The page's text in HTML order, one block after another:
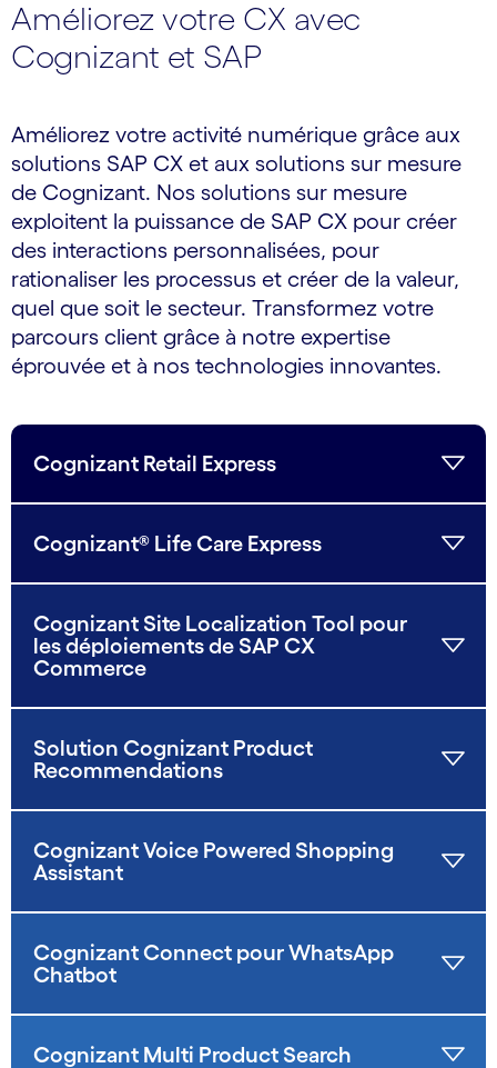
Améliorez votre CX avec
Cognizant et SAP
Améliorez votre activité numérique grâce aux
solutions SAP CX et aux solutions sur mesure
de Cognizant. Nos solutions sur mesure
exploitent la puissance de SAP CX pour créer
des interactions personnalisées, pour
rationaliser les processus et créer de la valeur,
quel que soit le secteur. Transformez votre
parcours client grâce à notre expertise
éprouvée et à nos technologies innovantes.
Cognizant Retail Express
Cognizant® Life Care Express
Cognizant Site Localization Tool pour
les déploiements de SAP CX
Commerce
Solution Cognizant Product
Recommendations
Cognizant Voice Powered Shopping
Assistant
Cognizant Connect pour WhatsApp
Chatbot
Cognizant Multi Product Search